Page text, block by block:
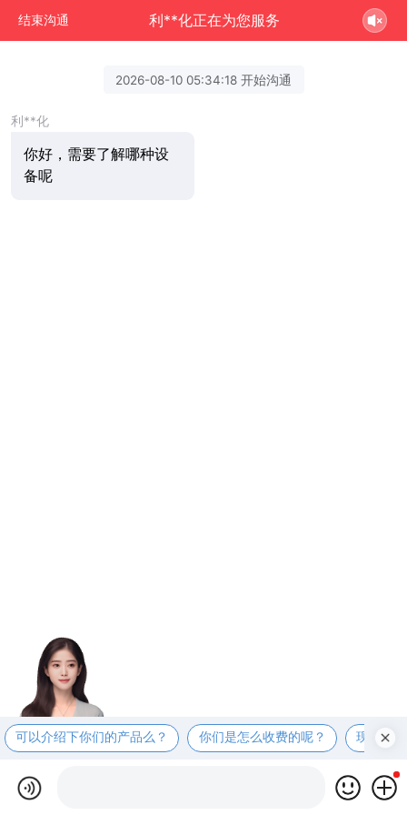
结束沟通 利**化正在为您服务
2026-08-10 05:34:18 开始沟通
利**化
你好，需要了解哪种设
备呢
可以介绍下你们的产品么？ 你们是怎么收费的呢？ 现在有